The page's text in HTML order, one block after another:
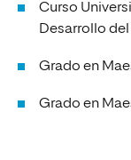
Curso
Desarrollo del
Grado en
Grado en